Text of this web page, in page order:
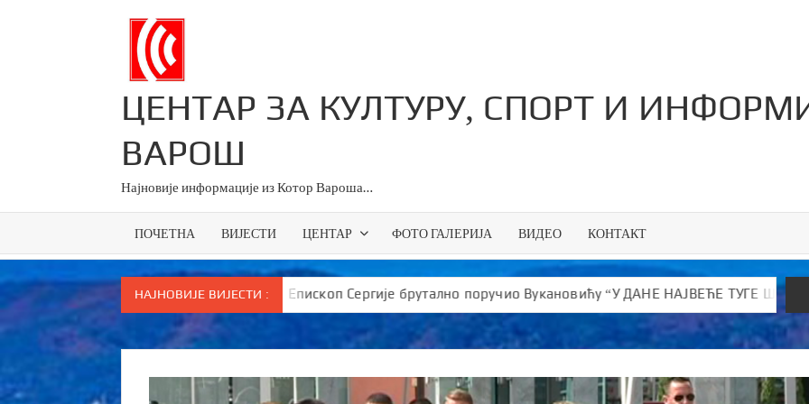
ЦЕНТАР ЗА КУЛТУРУ, СПОРТ И
ВАРОШ
Најновије информације из Котор Вароша…
ПОЧЕТНА ВИЈЕСТИ ЦЕНТАР ФОТО ГАЛЕРИЈА ВИДЕО КОНТАКТ
НАЈНОВИЈЕ ВИЈЕСТИ :
основце у Српској Епископ Сергије брутално поручио Вукановићу “У ДАНЕ НАЈВЕЋЕ ТУГЕ ШИРИШ ОТРОВ и